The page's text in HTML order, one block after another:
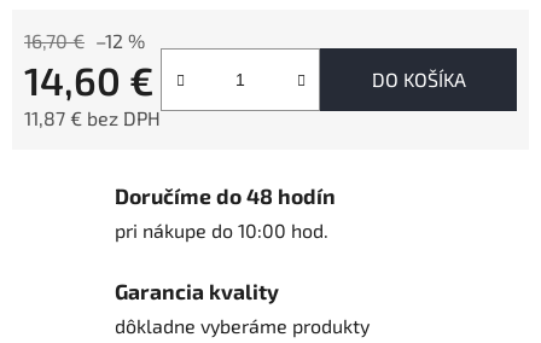
16,70 € –12 %
14,60 €
11,87 € bez DPH
DO KOŠÍKA
Doručíme do 48 hodín
pri nákupe do 10:00 hod.
Garancia kvality
dôkladne vyberáme produkty